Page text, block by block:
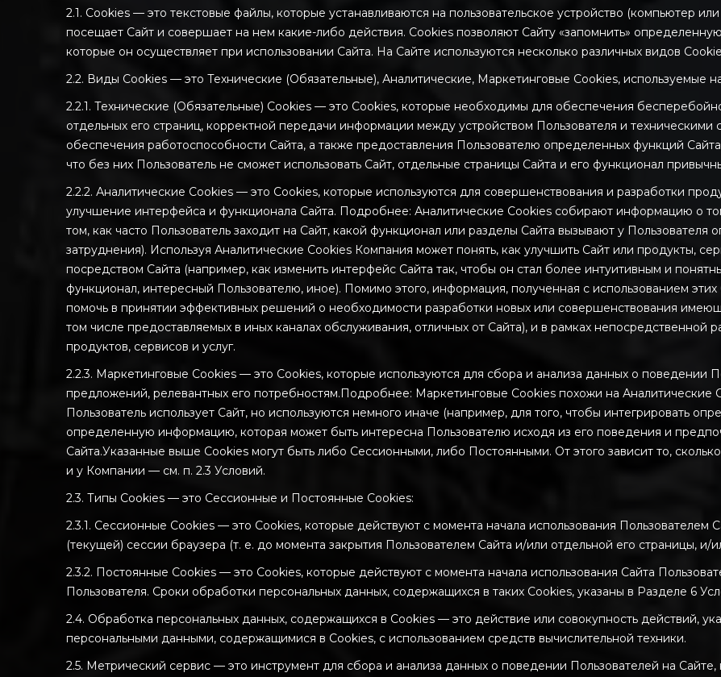
2.1. Сookies — это текстовые файлы, которые устанавливаются на пользовательское устройство (компьютер
посещает Сайт и совершает на нем какие-либо действия. Сookies позволяют Сайту «запомнить»
которые он осуществляет при использовании Сайта. На Сайте используются несколько различных видов
2.2. Виды Cookies — это Технические (Обязательные), Аналитические, Маркетинговые Cookies, используемые
2.2.1. Технические (Обязательные) Cookies — это Cookies, которые необходимы для обеспечения
отдельных его страниц, корректной передачи информации между устройством Пользователя и
обеспечения работоспособности Сайта, а также предоставления Пользователю определенных функций
что без них Пользователь не сможет использовать Сайт, отдельные страницы Сайта и его функционал
2.2.2. Аналитические Cookies — это Cookies, которые используются для совершенствования и разработки
улучшение интерфейса и функционала Сайта. Подробнее: Аналитические Cookies собирают информацию о
том, как часто Пользователь заходит на Сайт, какой функционал или разделы Сайта вызывают у
затруднения). Используя Аналитические Cookies Компания может понять, как улучшить Сайт или продукты,
посредством Сайта (например, как изменить интерфейс Сайта так, чтобы он стал более интуитивным и
функционал, интересный Пользователю, иное). Помимо этого, информация, полученная с использованием этих
помочь в принятии эффективных решений о необходимости разработки новых или совершенствования
том числе предоставляемых в иных каналах обслуживания, отличных от Сайта), и в рамках непосредственной
продуктов, сервисов и услуг.
2.2.3. Маркетинговые Cookies — это Cookies, которые используются для сбора и анализа данных о поведении
предложений, релевантных его потребностям.Подробнее: Маркетинговые Cookies похожи на
Пользователь использует Сайт, но используются немного иначе (например, для того, чтобы интегрировать
определенную информацию, которая может быть интересна Пользователю исходя из его поведения и
Сайта.Указанные выше Cookies могут быть либо Сессионными, либо Постоянными. От этого зависит то,
и у Компании — см. п. 2.3 Условий.
2.3. Типы Cookies — это Сессионные и Постоянные Cookies:
2.3.1. Сессионные Cookies — это Cookies, которые действуют с момента начала использования Пользователем
(текущей) сессии браузера (т. е. до момента закрытия Пользователем Сайта и/или отдельной его страницы, и/
2.3.2. Постоянные Cookies — это Cookies, которые действуют с момента начала использования Сайта
Пользователя. Сроки обработки персональных данных, содержащихся в таких Cookies, указаны в Разделе 6
2.4. Обработка персональных данных, содержащихся в Cookies — это действие или совокупность действий,
персональными данными, содержащимися в Cookies, с использованием средств вычислительной техники.
2.5. Метрический сервис — это инструмент для сбора и анализа данных о поведении Пользователей на Сайте,